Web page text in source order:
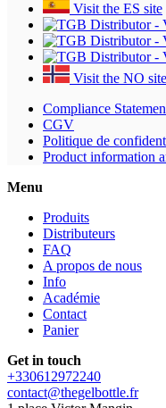
Visit the ES site
Visit the NO site
Compliance
CGV
Politique de
Product information
Menu
Produits
Distributeurs
FAQ
A propos de nous
Info
Académie
Contact
Panier
Get in touch
+330612972240
contact@thegelbottle.fr